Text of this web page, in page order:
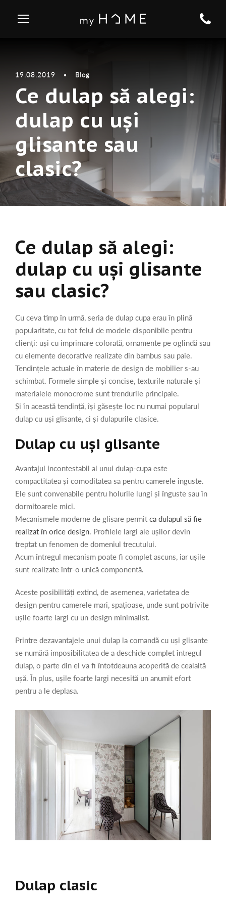
19.08.2019 • Blog
Ce dulap să alegi:
dulap cu uși
glisante sau
clasic?
Ce dulap să alegi:
dulap cu uși glisante
sau clasic?
Cu ceva timp în urmă, seria de dulap cupa erau în plină
popularitate, cu tot felul de modele disponibile pentru
clienți: uși cu imprimare colorată, ornamente pe oglindă sau
cu elemente decorative realizate din bambus sau paie.
Tendințele actuale în materie de design de mobilier s-au
schimbat. Formele simple și concise, texturile naturale și
materialele monocrome sunt trendurile principale.
Și în această tendință, își găsește loc nu numai popularul
dulap cu uși glisante, ci și dulapurile clasice.
Dulap cu uși glisante
Avantajul incontestabil al unui dulap-cupa este
compactitatea și comoditatea sa pentru camerele înguste.
Ele sunt convenabile pentru holurile lungi și înguste sau în
dormitoarele mici.
Mecanismele moderne de glisare permit ca dulapul să fie
realizat în orice design. Profilele largi ale ușilor devin
treptat un fenomen de domeniul trecutului.
Acum întregul mecanism poate fi complet ascuns, iar ușile
sunt realizate într-o unică componentă.
Aceste posibilități extind, de asemenea, varietatea de
design pentru camerele mari, spațioase, unde sunt potrivite
ușile foarte largi cu un design minimalist.
Printre dezavantajele unui dulap la comandă cu uși glisante
se numără imposibilitatea de a deschide complet întregul
dulap, o parte din el va fi întotdeauna acoperită de cealaltă
ușă. În plus, ușile foarte largi necesită un anumit efort
pentru a le deplasa.
Dulap clasic